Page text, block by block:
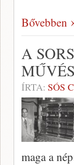
Bővebben
A
ÍRTA: SÓS
maga a